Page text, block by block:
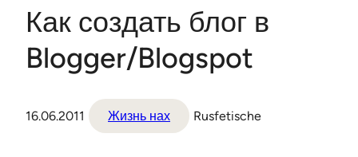
Как создать блог в
Blogger/Blogspot
16.06.2011 Жизнь нах Rusfetische